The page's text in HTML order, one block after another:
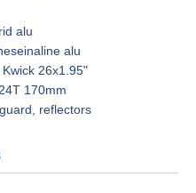
alu
alu
Kwick 26x1.95"
170mm
reflectors